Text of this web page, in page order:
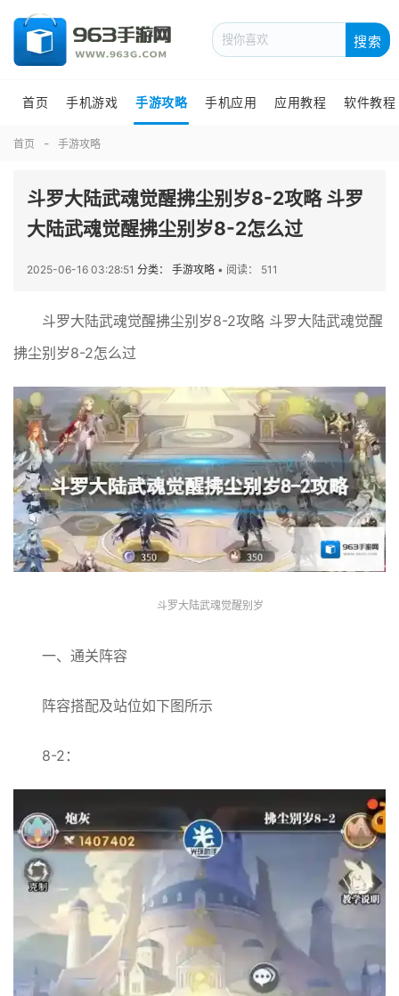
搜索
首页 手机游戏 手游攻略 手机应用 应用教程 软件教程
首页 手游攻略
斗罗大陆武魂觉醒拂尘别岁8-2攻略 斗罗
大陆武魂觉醒拂尘别岁8-2怎么过
2025-06-16 03:28:51 分类： 手游攻略 • 阅读： 511
斗罗大陆武魂觉醒拂尘别岁8-2攻略 斗罗大陆武魂觉醒
拂尘别岁8-2怎么过
斗罗大陆武魂觉醒别岁
一、通关阵容
阵容搭配及站位如下图所示
8-2：